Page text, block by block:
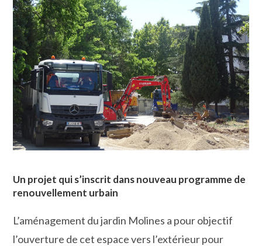
Un projet qui s’inscrit dans nouveau programme de
renouvellement urbain
L’aménagement du jardin Molines a pour objectif
l’ouverture de cet espace vers l’extérieur pour